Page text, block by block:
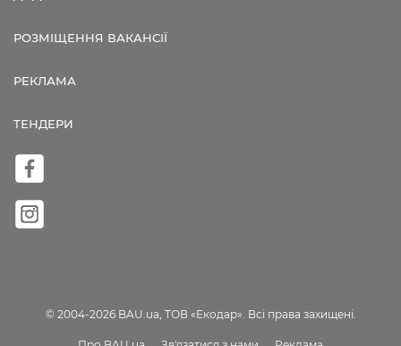
РОЗМІЩЕННЯ ВАКАНСІЇ
РЕКЛАМА
ТЕНДЕРИ
© 2004-2026 BAU.ua, ТОВ «Екодар». Всі права захищені.